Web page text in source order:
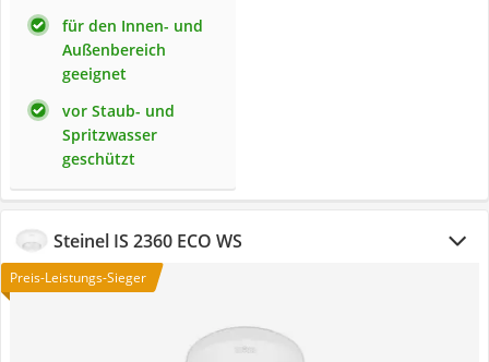
für den Innen- und
Außenbereich
geeignet
vor Staub- und
Spritzwasser
geschützt
Steinel IS 2360 ECO WS
Preis-Leistungs-Sieger